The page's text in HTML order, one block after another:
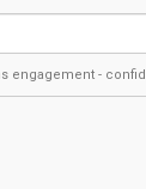
engagement -